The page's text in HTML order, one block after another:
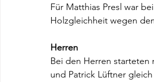
Für Matthias Presl war
Holzgleichheit wegen
Herren
Bei den Herren starteten
und Patrick Lüftner